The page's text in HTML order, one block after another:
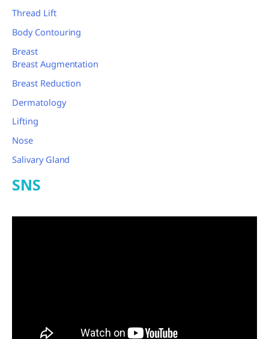
Thread Lift
Body Contouring
Breast
Breast Augmentation
Breast Reduction
Dermatology
Lifting
Nose
Salivary Gland
SNS